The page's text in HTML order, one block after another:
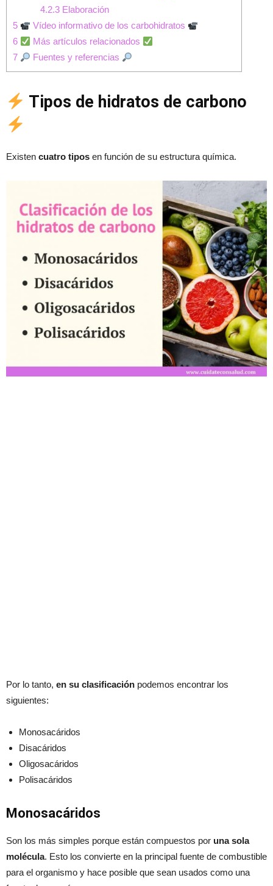
4.2.3 Elaboración
5
Vídeo informativo de los carbohidratos
6
Más artículos relacionados
7
Fuentes y referencias
Tipos de hidratos de carbono
Existen cuatro tipos en función de su estructura química.
Por lo tanto, en su clasificación podemos encontrar los
siguientes:
Monosacáridos
Disacáridos
Oligosacáridos
Polisacáridos
Monosacáridos
Son los más simples porque están compuestos por una sola
molécula. Esto los convierte en la principal fuente de combustible
para el organismo y hace posible que sean usados como una